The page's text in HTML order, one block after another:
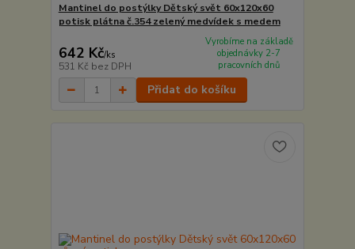
Mantinel do postýlky Dětský svět 60x120x60
potisk plátna č.354 zelený medvídek s medem
642 Kč/ks
531 Kč bez DPH
Vyrobíme na základě
objednávky 2-7
pracovních dnů
Přidat do košíku